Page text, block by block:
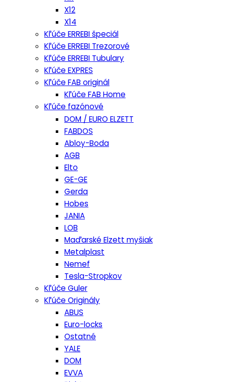
X12
X14
Kľúče ERREBI špeciál
Kľúče ERREBI Trezorové
Kľúče ERREBI Tubulary
Kľúče EXPRES
Kľúče FAB originál
Kľúče FAB Home
Kľúče fazónové
DOM / EURO ELZETT
FABDOS
Abloy-Boda
AGB
Elto
GE-GE
Gerda
Hobes
JANIA
LOB
Maďarské Elzett myšiak
Metalplast
Nemef
Tesla-Stropkov
Kľúče Guler
Kľúče Originály
ABUS
Euro-locks
Ostatné
YALE
DOM
EVVA